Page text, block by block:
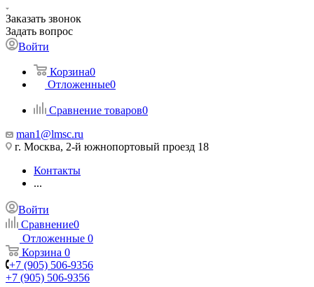
Заказать звонок
Задать вопрос
Войти
Корзина0
Отложенные0
Сравнение товаров0
man1@lmsc.ru
г. Москва, 2-й южнопортовый проезд 18
Контакты
...
Войти
Сравнение0
Отложенные 0
Корзина 0
+7 (905) 506-9356
+7 (905) 506-9356